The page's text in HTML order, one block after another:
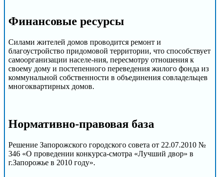
Финансовые ресурсы
Силами жителей домов проводится ремонт и
благоустройство придомовой территории, что способствует
самоорганизации населе-ния, пересмотру отношения к
своему дому и постепенного переведения жилого фонда из
коммунальной собственности в объединения совладельцев
многоквартирных домов.
Нормативно-правовая база
Решение Запорожского городского совета от 22.07.2010 №
346 «О проведении конкурса-смотра «Лучший двор» в
г.Запорожье в 2010 году».